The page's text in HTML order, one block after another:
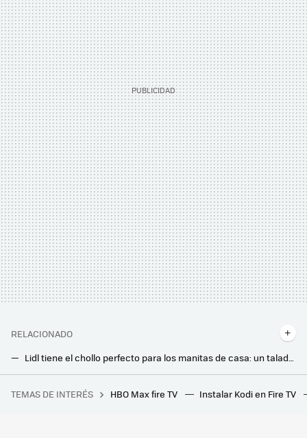
RELACIONADO
Lidl va a agotar este mueble auxiliar perfecto para tu minipiso: decora y, además, amplía el almacenaje
Telegram acaba de ganar un superpoder en una función con mucho sentido: transmitir vídeos al Chromecast
TEMAS DE INTERÉS HBO Max fire TV Instalar Kodi en Fire TV